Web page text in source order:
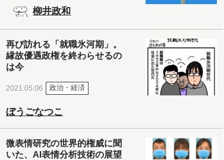
柳井政和
再び訪れる「就職氷河期」。
縁故優遇政権を終わらせるの
は今
2021.05.06 政治・経済
ぼうごなつこ
微表情研究の世界的権威に聞
いた、AI表情分析技術の展望